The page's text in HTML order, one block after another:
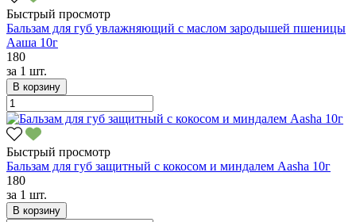
Быстрый просмотр
Бальзам для губ увлажняющий с маслом зародышей пшеницы
Ааша 10г
180
за 1 шт.
В корзину
Быстрый просмотр
Бальзам для губ защитный с кокосом и миндалем Aasha 10г
180
за 1 шт.
В корзину